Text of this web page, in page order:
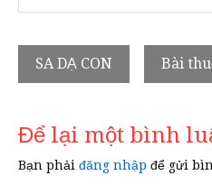
Điều
hướng
bài
viết
SA DẠ CON Bài
Để lại một bình
Bạn phải đăng nhập để gửi